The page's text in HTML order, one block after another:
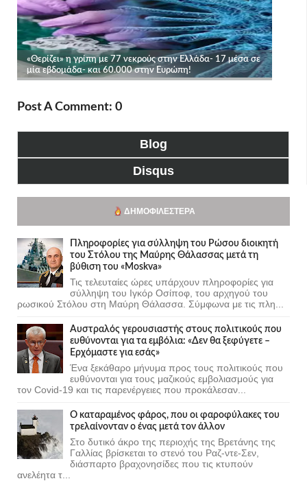
Post A Comment: 0
Blog
Disqus
ΔΗΜΟΦΙΛΈΣΤΕΡΑ
Πληροφορίες για σύλληψη του Ρώσου διοικητή
του Στόλου της Mαύρης Θάλασσας μετά τη
βύθιση του «Moskva»
Τις τελευταίες ώρες υπάρχουν πληροφορίες για
σύλληψη του Ιγκόρ Οσίποφ, του αρχηγού του
ρωσικού Στόλου στη Μαύρη Θάλασσα. Σύμφωνα με τις πλη...
Αυστραλός γερουσιαστής στους πολιτικούς που
ευθύνονται για τα εμβόλια: «Δεν θα ξεφύγετε –
Ερχόμαστε για εσάς»
Ένα ξεκάθαρο μήνυμα προς τους πολιτικούς που
ευθύνονται για τους μαζικούς εμβολιασμούς για
τον Covid-19 και τις παρενέργειες που προκάλεσαν...
Ο καταραμένος φάρος, που οι φαροφύλακες του
τρελαίνονταν ο ένας μετά τον άλλον
Στο δυτικό άκρο της περιοχής της Βρετάνης της
Γαλλίας βρίσκεται το στενό του Ραζ-ντε-Σεν,
διάσπαρτο βραχονησίδες που τις κτυπούν
ανελέητα τ...